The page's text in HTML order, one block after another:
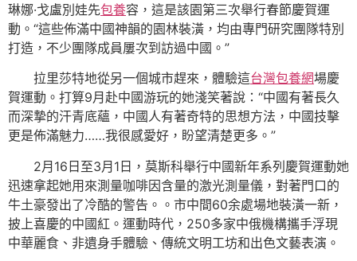
琳娜·戈盧別娃先包養容，這是該園第三次舉行春節慶賀運
動。“這些佈滿中國神韻的園林裝潢，均由專門研究團隊特別
打造，不少團隊成員屢次到訪過中國。”
拉里莎特地從另一個城市趕來，體驗這台灣包養網場慶
賀運動。打算9月赴中國游玩的她淺笑著說：“中國有著長久
而深摯的汗青底蘊，中國人有著奇特的思想方法，中國技擊
更是佈滿魅力……我很感愛好，盼望清楚更多。”
2月16日至3月1日，莫斯科舉行中國新年系列慶賀運動她
迅速拿起她用來測量咖啡因含量的激光測量儀，對著門口的
牛土豪發出了冷酷的警告。。市中間60余處場地裝潢一新，
披上喜慶的中國紅。運動時代，250多家中俄機構攜手浮現
中華麗食、非遺身手體驗、傳統文明工坊和出色文藝表演。